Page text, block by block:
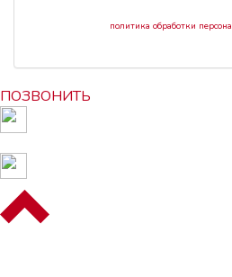
политика обработки
ПОЗВОНИТЬ